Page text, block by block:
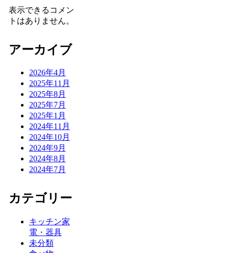
表示できるコメン
トはありません。
アーカイブ
2026年4月
2025年11月
2025年8月
2025年7月
2025年1月
2024年11月
2024年10月
2024年9月
2024年8月
2024年7月
カテゴリー
キッチン家
電・器具
未分類